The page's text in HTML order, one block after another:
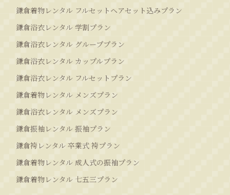
鎌倉着物レンタル フルセットヘアセット込みプラン
鎌倉浴衣レンタル 学割プラン
鎌倉浴衣レンタル グループプラン
鎌倉浴衣レンタル カップルプラン
鎌倉浴衣レンタル フルセットプラン
鎌倉着物レンタル メンズプラン
鎌倉浴衣レンタル メンズプラン
鎌倉振袖レンタル 振袖プラン
鎌倉袴レンタル 卒業式 袴プラン
鎌倉着物レンタル 成人式の振袖プラン
鎌倉着物レンタル 七五三プラン